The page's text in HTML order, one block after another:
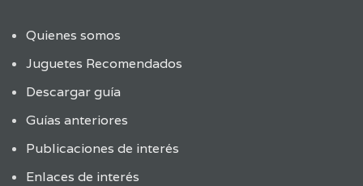
Quienes somos
Juguetes Recomendados
Descargar guía
Guías anteriores
Publicaciones de interés
Enlaces de interés